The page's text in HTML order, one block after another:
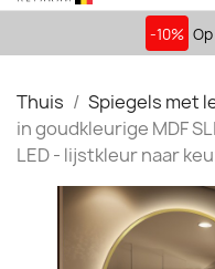
-10%
Thuis Spiegels met
in goudkleurige MDF
LED - lijstkleur naar